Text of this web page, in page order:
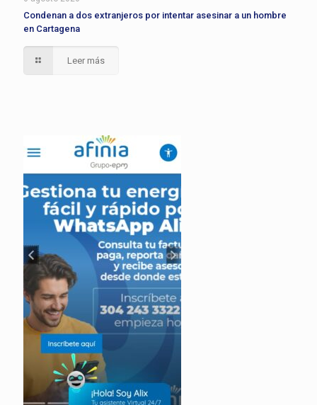
Condenan a dos extranjeros por intentar asesinar a un hombre
en Cartagena
Leer más